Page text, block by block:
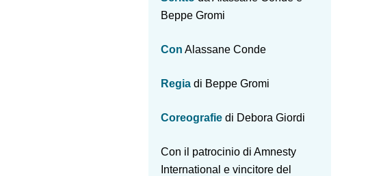
Beppe Gromi
Con Alassane Conde
Regia di Beppe Gromi
Coreografie di Debora Giordi
Con il patrocinio di Amnesty
International e vincitore del